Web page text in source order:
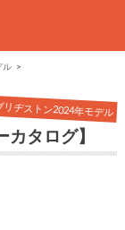
ル
リヂストン2024年モデル
タログ】